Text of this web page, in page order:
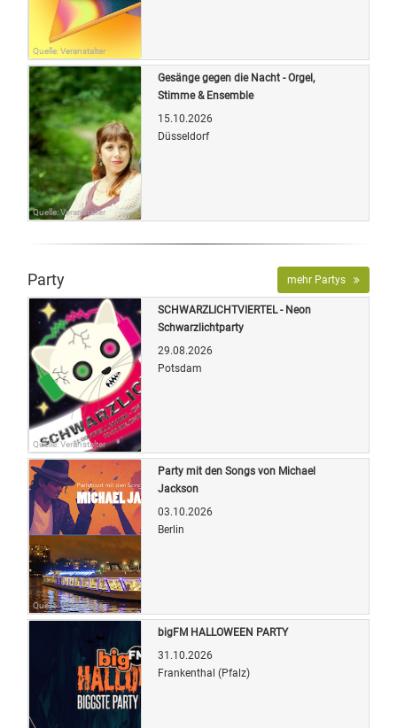
Quelle: Veranstalter
Quelle: Veranstalter
Gesänge gegen die Nacht - Orgel,
Stimme & Ensemble
15.10.2026
Düsseldorf
Party mehr Partys
Quelle: Veranstalter
SCHWARZLICHTVIERTEL - Neon
Schwarzlichtparty
29.08.2026
Potsdam
Quelle: Veranstalter
Party mit den Songs von Michael
Jackson
03.10.2026
Berlin
bigFM HALLOWEEN PARTY
31.10.2026
Frankenthal (Pfalz)